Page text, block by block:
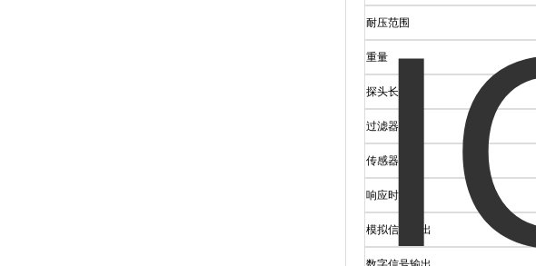
耐压范围
重量
探头长度
过滤器
传感器
响应时间
模拟信号输出